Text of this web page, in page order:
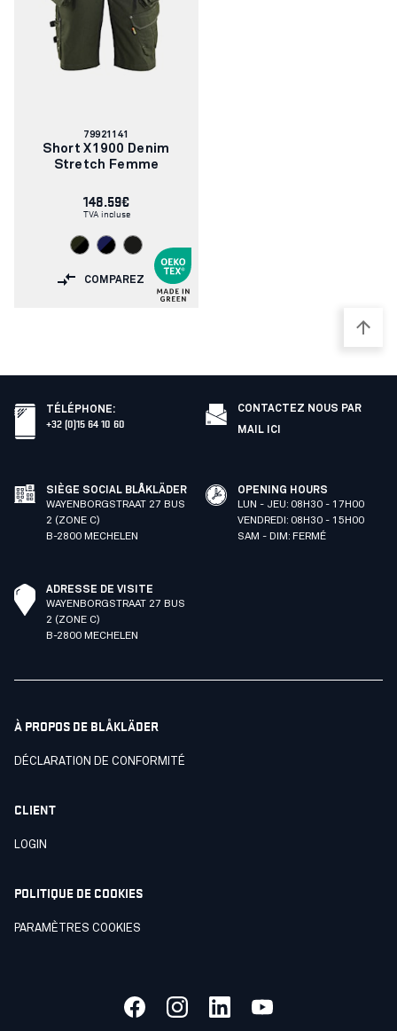
Numéro
d'article:
79921141
Short X1900 Denim
Stretch Femme
148.59€
TVA incluse
COMPAREZ
TÉLÉPHONE:
+32 (0)15 64 10 60
CONTACTEZ NOUS PAR
MAIL ICI
SIÈGE SOCIAL BLÅKLÄDER
WAYENBORGSTRAAT 27 BUS
2 (ZONE C)
B-2800 MECHELEN
OPENING HOURS
LUN - JEU: 08H30 - 17H00
VENDREDI: 08H30 - 15H00
SAM - DIM: FERMÉ
ADRESSE DE VISITE
WAYENBORGSTRAAT 27 BUS
2 (ZONE C)
B-2800 MECHELEN
À PROPOS DE BLÅKLÄDER
DÉCLARATION DE CONFORMITÉ
CLIENT
LOGIN
POLITIQUE DE COOKIES
PARAMÈTRES COOKIES